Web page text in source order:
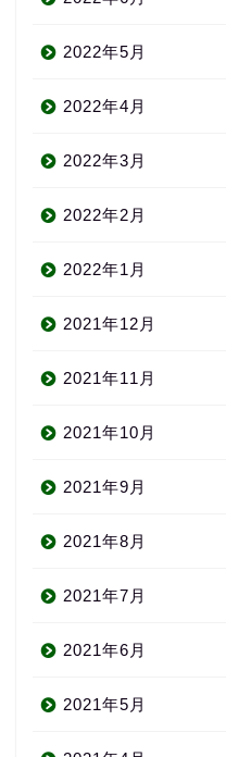
2022年5月
2022年4月
2022年3月
2022年2月
2022年1月
2021年12月
2021年11月
2021年10月
2021年9月
2021年8月
2021年7月
2021年6月
2021年5月